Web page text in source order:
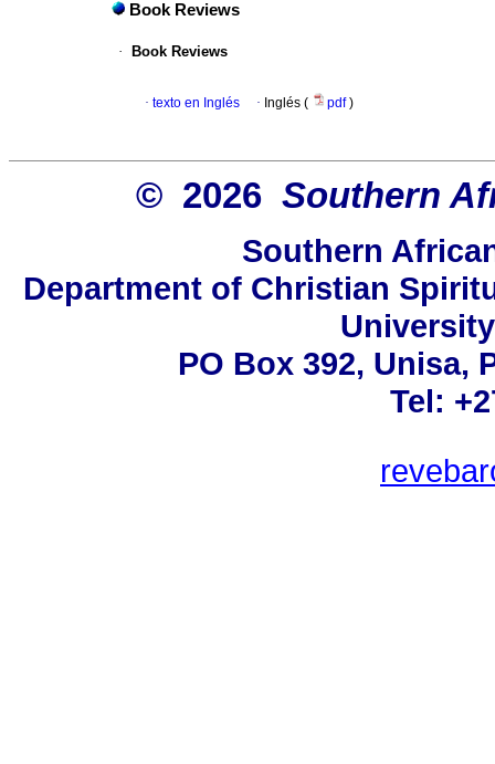
Book Reviews
· Book Reviews
· texto en Inglés · Inglés ( pdf)
© 2026 Southern
Southern
Department of Christian
PO Box 392, Unisa,
Tel: